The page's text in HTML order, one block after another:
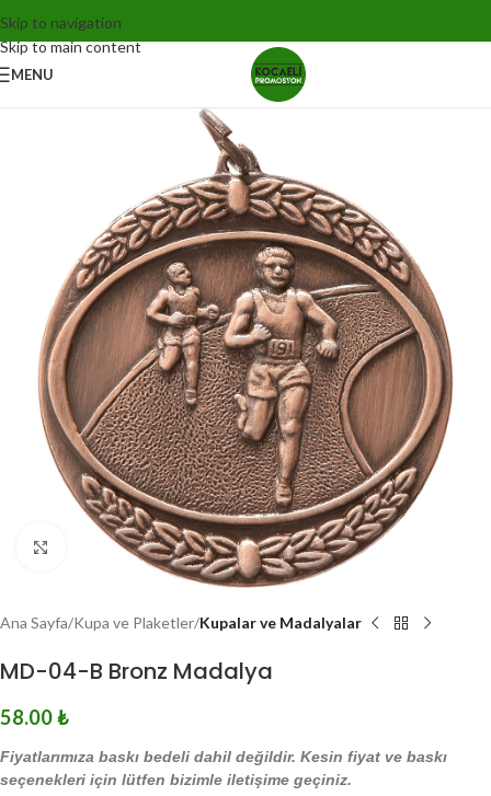
Skip to navigation
Skip to main content
MENU
Click to enlarge
Ana Sayfa Kupa ve Plaketler Kupalar ve Madalyalar
MD-04-B Bronz Madalya
58.00₺
Fiyatlarımıza baskı bedeli dahil değildir. Kesin fiyat ve baskı
seçenekleri için lütfen bizimle iletişime geçiniz.